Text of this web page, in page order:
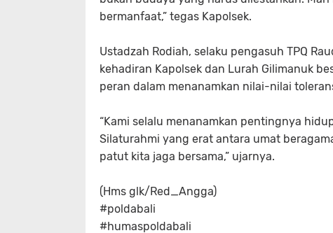
bermanfaat,” tegas Kapolsek.
Ustadzah Rodiah, selaku pengasuh TPQ
kehadiran Kapolsek dan Lurah Gilimanuk
peran dalam menanamkan nilai-nilai
“Kami selalu menanamkan pentingnya
Silaturahmi yang erat antara umat
patut kita jaga bersama,” ujarnya.
(Hms glk/Red_Angga)
#poldabali
#humaspoldabali